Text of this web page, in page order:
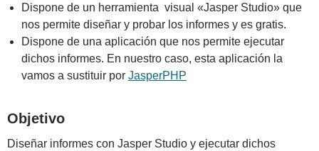
Dispone de un herramienta visual «Jasper Studio» que
nos permite diseñar y probar los informes y es gratis.
Dispone de una aplicación que nos permite ejecutar
dichos informes. En nuestro caso, esta aplicación la
vamos a sustituir por JasperPHP
Objetivo
Diseñar informes con Jasper Studio y ejecutar dichos